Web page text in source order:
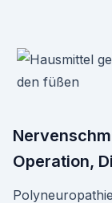
Operation,